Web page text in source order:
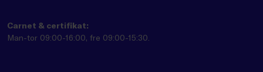
Carnet & certifikat:
Man-tor 09:00-16:00, fre 09:00-15:30.